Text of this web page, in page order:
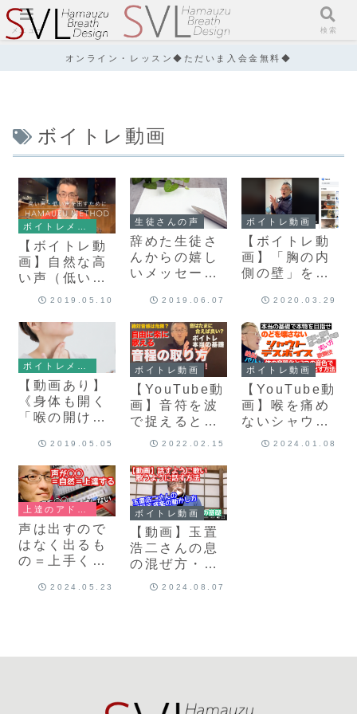
オンライン・レッスン◆ただいま入会金無料◆
ボイトレ動画
ボイトレメソッド&練習法
【ボイトレ動
画】自然な高
い声（低い
声）を出すた
2019.05.10
生徒さんの声
辞めた生徒さ
んからの嬉し
いメッセージ
M.Sさん）
2019.06.07
ボイトレ動画
【ボイトレ動
画】「胸の内
側の壁」を意
声と音程を生
み出す
2020.03.29
ボイトレメソッド&練習法
【動画あり】
《身体も開く
「喉の開け
力・音域・表
現力UP！【浜
渦ボイトレメ
ソッド】
2019.05.05
ボイトレ動画
【YouTube動
画】音符を波
で捉えると声
も歌もずっと
る【ボイトレ
の基礎】
2022.02.15
ボイトレ動画
【YouTube動
画】喉を痛め
ないシャウ
ト、壊さない
2024.01.08
声は出すので
はなく出るも
の＝上手くな
い人の大きな
2024.05.23
ボイトレ動画
【動画】玉置
浩二さんの息
の混ぜ方・音
楽の動かし方
2024.08.07
メニュー 検索